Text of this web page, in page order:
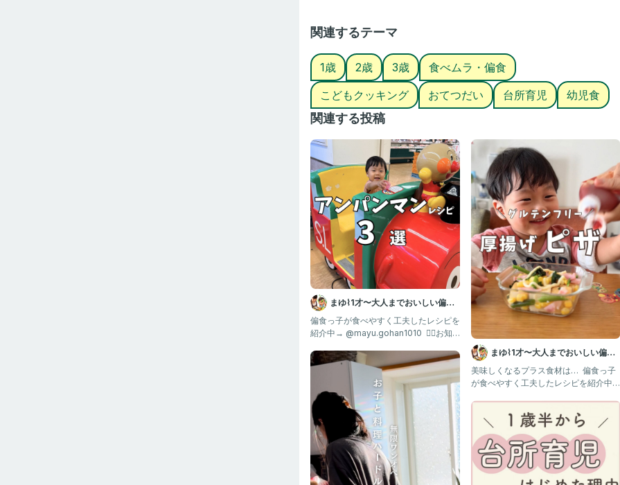
@mayu.daidokoro
▶台所育児歴6年
▶忙しくてもできる台所育児！？
フォローで最高の育児を知れます🫶
@mayu.daidokoro
#親子ごはんの悩みサポート
#台所育児
#食育
#偏食
#モンテッソーリ
#幼児食レシピ
#初めての育児
#1歳
#2歳
#3歳
#ビフォアフ
関連するテーマ
1歳 2歳 3歳
食べムラ・偏食
こどもクッキング
おてつだい 台所育児 幼児食
関連する投稿
まゆ⌇1才〜大人までおいしい偏食
改善レシピ ｜ 幼児食
偏食っ子が食べやすく工夫したレシピを
紹介中→ @mayu.gohan1010 ⁡ 💁‍♀️お知
まゆ⌇1才〜大人までおいしい偏食
改善レシピ ｜ 幼児食
美味しくなるプラス食材は… ⁡ 偏食っ子
が食べやすく工夫したレシピを紹介中→